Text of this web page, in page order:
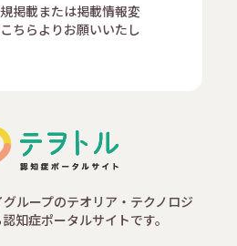
掲載または掲載情報変
ちらよりお願いいたし
ループのテオリア・テクノロジ
知症ポータルサイトです。